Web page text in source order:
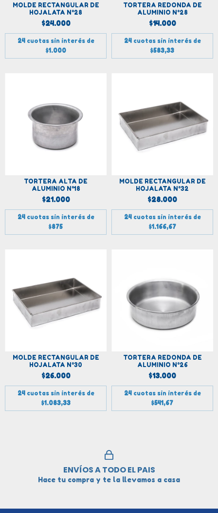
MOLDE RECTANGULAR DE
HOJALATA N°28
$24.000
24 cuotas sin interés de
$1.000
TORTERA REDONDA DE
ALUMINIO N°28
$14.000
24 cuotas sin interés de
$583,33
TORTERA ALTA DE
ALUMINIO N°18
$21.000
24 cuotas sin interés de
$875
MOLDE RECTANGULAR DE
HOJALATA N°32
$28.000
24 cuotas sin interés de
$1.166,67
MOLDE RECTANGULAR DE
HOJALATA N°30
$26.000
24 cuotas sin interés de
$1.083,33
TORTERA REDONDA DE
ALUMINIO N°26
$13.000
24 cuotas sin interés de
$541,67
ENVÍOS A TODO EL PAIS
Hace tu compra y te la llevamos a casa